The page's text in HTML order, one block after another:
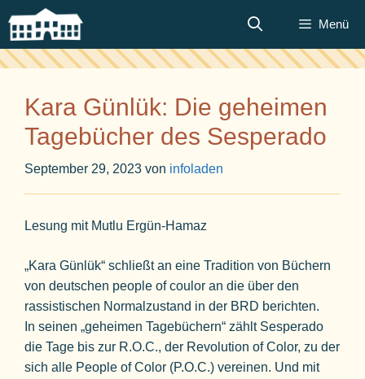
Inhalt
springen
Menü
Kara Günlük: Die geheimen
Tagebücher des Sesperado
September 29, 2023 von infoladen
Lesung mit Mutlu Ergün-Hamaz
„Kara Günlük“ schließt an eine Tradition von Büchern
von deutschen people of coulor an die über den
rassistischen Normalzustand in der BRD berichten.
In seinen „geheimen Tagebüchern“ zählt Sesperado
die Tage bis zur R.O.C., der Revolution of Color, zu der
sich alle People of Color (P.O.C.) vereinen. Und mit